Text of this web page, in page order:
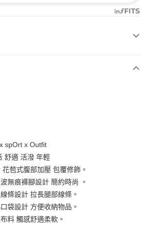
兆豐國際商業銀行
台中商業銀行
華泰商業銀行
遠東國際商業銀行
永豐商業銀行
星展（台灣）商業銀行
中國信託商業銀行
spOrt x Outfit
舒適 活潑 年輕
花苞式腹部加壓 包覆修飾。
無痕褲腳設計 簡約時尚 。
條設計 拉長腿部線條。
袋設計 方便收納物品。
料 觸感舒適柔軟。